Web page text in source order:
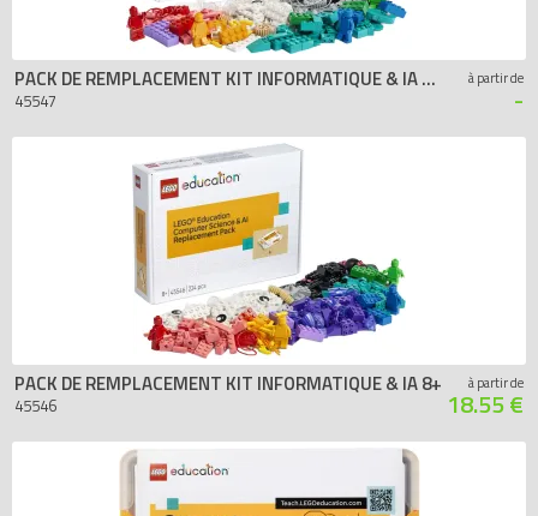
PACK DE REMPLACEMENT KIT INFORMATIQUE & IA 11+
45547
à partir de
-
PACK DE REMPLACEMENT KIT INFORMATIQUE & IA 8+
45546
à partir de
18.55 €